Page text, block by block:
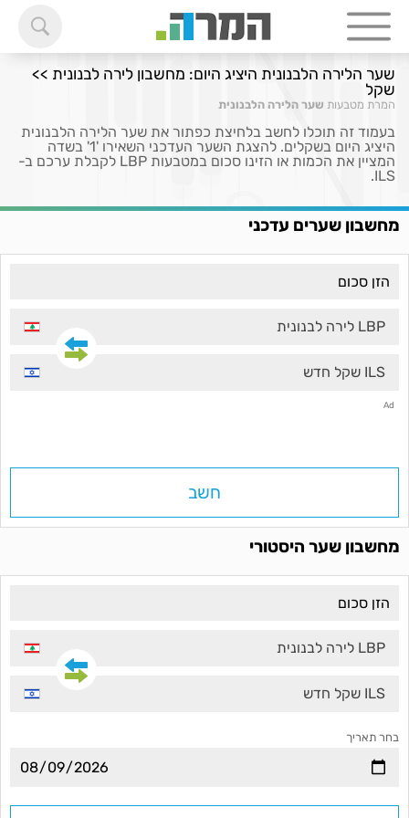
שער הלירה הלבנונית היציג היום: מחשבון לירה לבנונית >>
שקל
המרת מטבעות שער הלירה הלבנונית
בעמוד זה תוכלו לחשב בלחיצת כפתור את שער הלירה הלבנונית
היציג היום בשקלים. להצגת השער העדכני השאירו '1' בשדה
המציין את הכמות או הזינו סכום במטבעות LBP לקבלת ערכם ב-
ILS.
מחשבון שערים עדכני
LBP לירה לבנונית
ILS שקל חדש
Ad
חשב
מחשבון שער היסטורי
LBP לירה לבנונית
ILS שקל חדש
בחר תאריך